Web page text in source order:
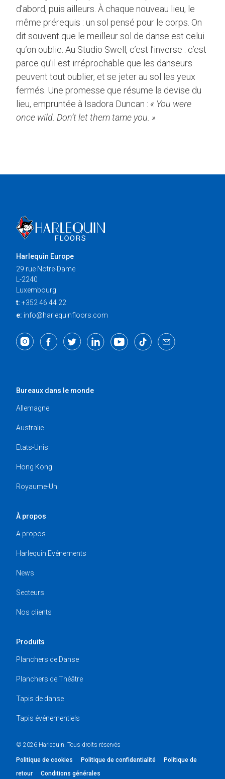
d’abord, puis ailleurs. À chaque nouveau lieu, le
même prérequis : un sol pensé pour le corps. On
dit souvent que le meilleur sol de danse est celui
qu’on oublie. Au Studio Swell, c’est l’inverse : c’est
parce qu’il est irréprochable que les danseurs
peuvent tout oublier, et se jeter au sol les yeux
fermés. Une promesse que résume la devise du
lieu, empruntée à Isadora Duncan : « You were
once wild. Don’t let them tame you. »
Harlequin Europe
29 rue Notre-Dame
L-2240
Luxembourg
t: +352 46 44 22
e: info@harlequinfloors.com
Bureaux dans le monde
Allemagne
Australie
Etats-Unis
Hong Kong
Royaume-Uni
À propos
A propos
Harlequin Evénements
News
Secteurs
Nos clients
Produits
Planchers de Danse
Planchers de Théâtre
Tapis de danse
Tapis événementiels
© 2026 Harlequin. Tous droits réservés
Politique de cookies Politique de confidentialité
Politique de
retour
Conditions générales